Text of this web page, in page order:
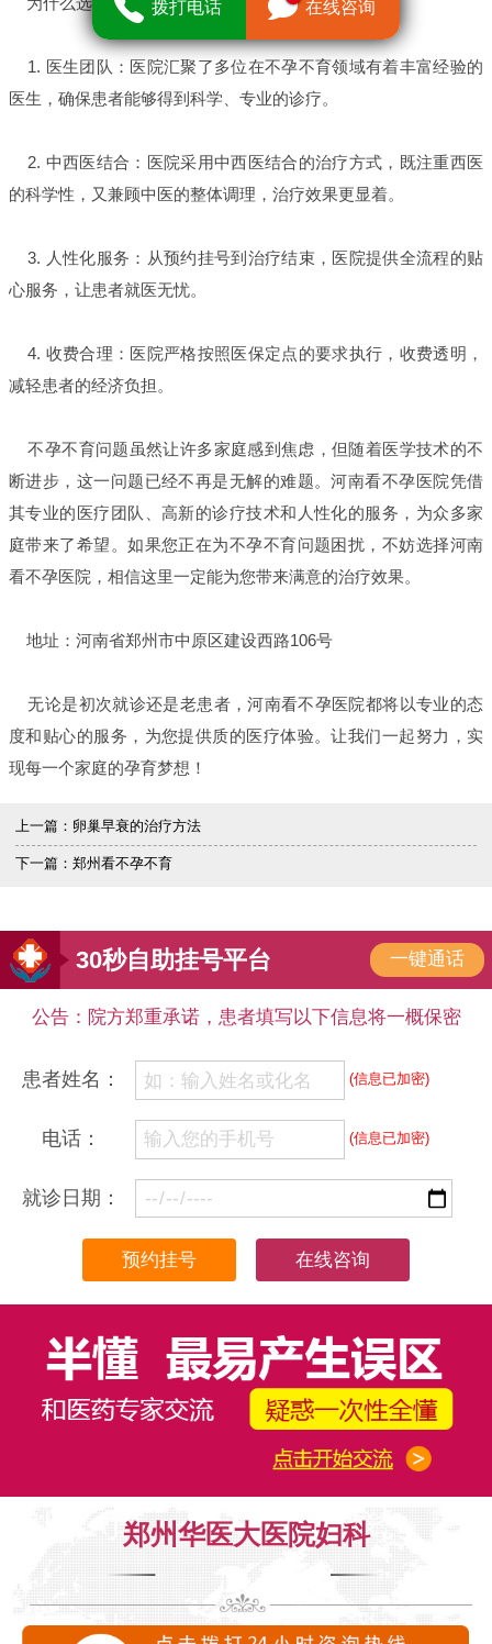
1. 医生团队：医院汇聚了多位在不孕不育领域有着丰富经验的
医生，确保患者能够得到科学、专业的诊疗。
2. 中西医结合：医院采用中西医结合的治疗方式，既注重西医
的科学性，又兼顾中医的整体调理，治疗效果更显着。
3. 人性化服务：从预约挂号到治疗结束，医院提供全流程的贴
心服务，让患者就医无忧。
4. 收费合理：医院严格按照医保定点的要求执行，收费透明，
减轻患者的经济负担。
不孕不育问题虽然让许多家庭感到焦虑，但随着医学技术的不
断进步，这一问题已经不再是无解的难题。河南看不孕医院凭借
其专业的医疗团队、高新的诊疗技术和人性化的服务，为众多家
庭带来了希望。如果您正在为不孕不育问题困扰，不妨选择河南
看不孕医院，相信这里一定能为您带来满意的治疗效果。
地址：河南省郑州市中原区建设西路106号
无论是初次就诊还是老患者，河南看不孕医院都将以专业的态
度和贴心的服务，为您提供质的医疗体验。让我们一起努力，实
现每一个家庭的孕育梦想！
上一篇： 卵巢早衰的治疗方法
下一篇： 郑州看不孕不育
30秒自助挂号平台 一键通话
公告：院方郑重承诺，患者填写以下信息将一概保密
患者姓名： (信息已加密)
电话： (信息已加密)
就诊日期：
在线咨询
郑州华医大医院妇科
拨打电话 在线咨询